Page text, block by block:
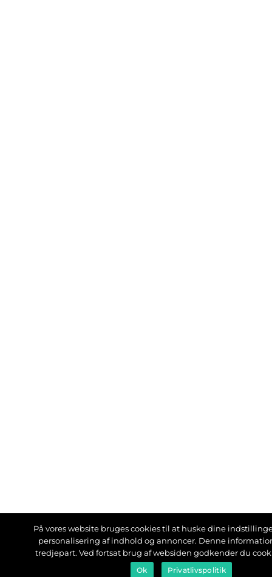
På vores website bruges cookies til at huske dine
personalisering af indhold og annoncer. Denne
tredjepart. Ved fortsat brug af websiden godkender du
Ok Privatlivspolitik